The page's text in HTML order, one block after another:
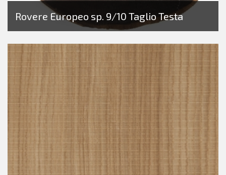
Rovere Europeo sp. 9/10 Taglio Testa